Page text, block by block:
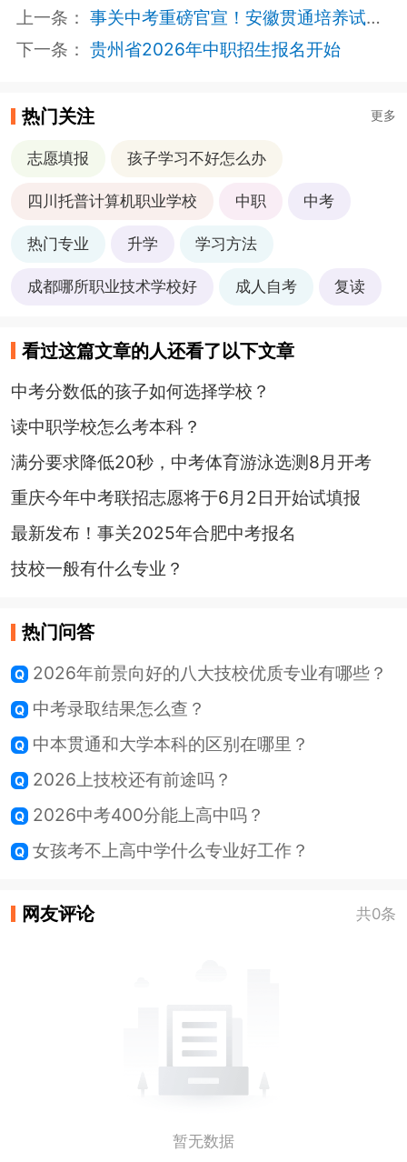
上一条： 事关中考重磅官宣！安徽贯通培养试点方案出炉：分“3+4”（中职+本科）和“3+2+2”（中职+高职+本科）两种模式，面向全省招生
下一条： 贵州省2026年中职招生报名开始
热门关注 更多
志愿填报 孩子学习不好怎么办
四川托普计算机职业学校 中职 中考
热门专业 升学 学习方法
成都哪所职业技术学校好 成人自考 复读
看过这篇文章的人还看了以下文章
中考分数低的孩子如何选择学校？
读中职学校怎么考本科？
满分要求降低20秒，中考体育游泳选测8月开考
重庆今年中考联招志愿将于6月2日开始试填报
最新发布！事关2025年合肥中考报名
技校一般有什么专业？
热门问答
2026年前景向好的八大技校优质专业有哪些？
中考录取结果怎么查？
中本贯通和大学本科的区别在哪里？
2026上技校还有前途吗？
2026中考400分能上高中吗？
女孩考不上高中学什么专业好工作？
网友评论 共0条
暂无数据